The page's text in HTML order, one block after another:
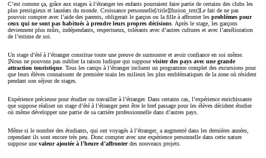
C’est comme ça, grâce aux stages à l’étranger tes enfants pourraient faire partie de certains des clubs les
plus prestigieux et lauréats du monde. Croissance personnelle[/title][fusion_text]Le fait de ne pas
pouvoir compter avec l’aide des parents, obligerait le garçon ou la fille à affronter les problèmes pour
ceux qui ne sont pas habitués à prendre leurs propres décisions . Après le stage, les garçons
deviennent plus mûrs, indépendants, respectueux, tolérants avec d’autres cultures et avec l’amélioration
de l’estime de soi.
Un stage d’été à l’étranger constitue toute une preuve de surmonter et avoir confiance en soi même.
]Nous ne pouvons pas oublier la raison ludique qui suppose visiter des pays avec une grande
attraction touristique. Tous les camps à l’étranger incluent un programme complet des excursions pour
que leurs élèves connaissent de première main les milieux les plus emblématiques de la zone où résident
pendant son séjour de stages.
Expérience précieuse pour étudier ou travailler à l’étranger. Dans certains cas, l’expérience enrichissante
que suppose réaliser un stage d’été à l’étranger peut être le bref passage pour les élèves décident étudier
où même développer une partie de sa carrière professionnelle dans d’autres pays.
Même si le nombre des étudiants, qui ont voyagés à l’étranger, a augmenté dans les dernières années,
cependant ils sont encore très peu. Donc compter avec une expérience personnelle dans cette nature
suppose une valeur ajoutée à l’heure d’affronterdes nouveaux projets.